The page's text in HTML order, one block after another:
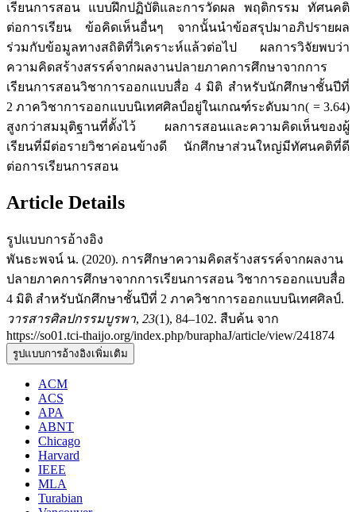
เรียนการสอน แบบฝึกปฏิบัติและการวัดผล พฤติกรรม ทัศนคติ
ต่อการเรียน ข้อคิดเห็นอื่นๆ จากนั้นนำข้อสรุปมาอภิปรายผล
ร่วมกับข้อมูลทางสถิติที่วิเคราะห์แล้วต่อไป ผลการวิจัยพบว่า
ความคิดสร้างสรรค์จากผลงานปลายภาคการศึกษาจากการ
เรียนการสอนวิชาการออกแบบสื่อ 4 มิติ สำหรับนักศึกษาชั้นปีที่
2 ภาควิชาการออกแบบนิเทศศิลป์อยู่ในเกณฑ์ระดับมาก( = 3.64)
สูงกว่าสมมุติฐานที่ตั้งไว้ ผลการสอนและความคิดเห็นของผู้
เรียนที่มีต่อรายวิชาค่อนข้างดี นักศึกษาส่วนใหญ่มีทัศนคติที่ดี
ต่อการเรียนการสอน
Article Details
รูปแบบการอ้างอิง
พันธะพจน์ น. (2020). การศึกษาความคิดสร้างสรรค์จากผลงาน
ปลายภาคการศึกษาจากการเรียนการสอน วิชาการออกแบบสื่อ
4 มิติ สำหรับนักศึกษาชั้นปีที่ 2 ภาควิชาการออกแบบนิเทศศิลป์.
วารสารศิลปกรรมบูรพา, 23(1), 84–102. สืบค้น จาก
https://so01.tci-thaijo.org/index.php/buraphaJ/article/view/241874
รูปแบบการอ้างอิงเพิ่มเติม
ACM
ACS
APA
ABNT
Chicago
Harvard
IEEE
MLA
Turabian